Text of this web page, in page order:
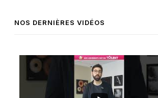
NOS DERNIÈRES VIDÉOS